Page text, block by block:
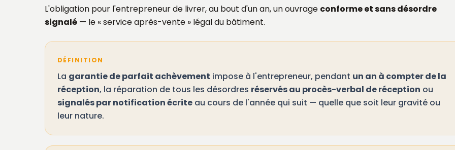
L'obligation pour l'entrepreneur de livrer, au bout d'un an, un ouvrage conforme et sans désordre
signalé — le « service après-vente » légal du bâtiment.
DÉFINITION
La garantie de parfait achèvement impose à l'entrepreneur, pendant un an à compter de la
réception, la réparation de tous les désordres réservés au procès-verbal de réception ou
signalés par notification écrite au cours de l'année qui suit — quelle que soit leur gravité ou
leur nature.